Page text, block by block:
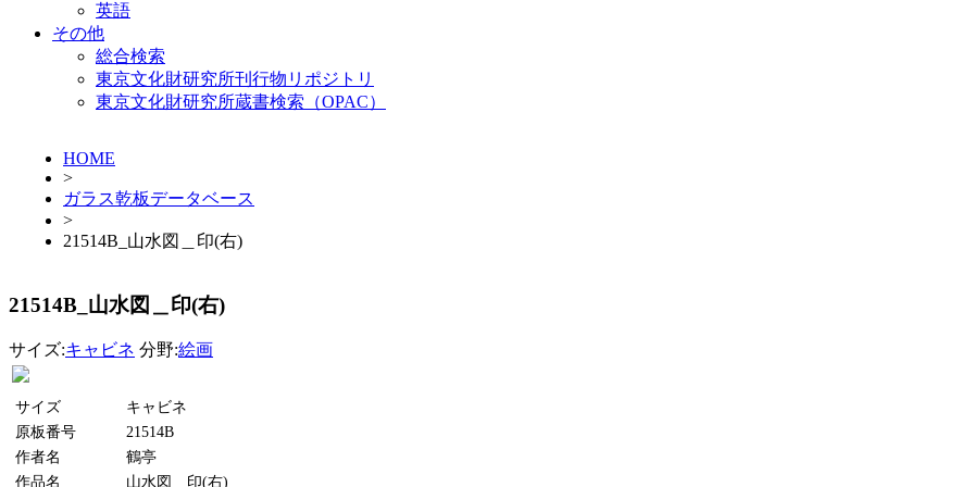
英語
その他
総合検索
東京文化財研究所刊行物リポジトリ
東京文化財研究所蔵書検索（OPAC）
HOME
>
ガラス乾板データベース
>
21514B_山水図＿印(右)
21514B_山水図＿印(右)
サイズ:キャビネ 分野:絵画
サイズ
キャビネ
原板番号
21514B
作者名
鶴亭
作品名
山水図＿印(右)